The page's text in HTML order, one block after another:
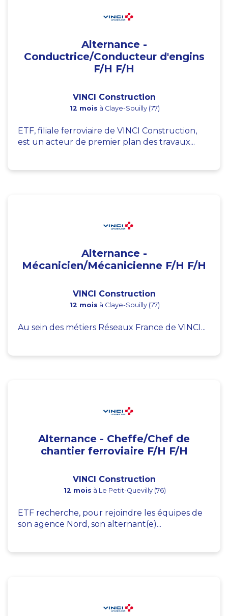
Alternance -
Conductrice/Conducteur d'engins
F/H F/H
VINCI Construction
12 mois à Claye-Souilly (77)
ETF, filiale ferroviaire de VINCI Construction,
est un acteur de premier plan des travaux...
Alternance -
Mécanicien/Mécanicienne F/H F/H
VINCI Construction
12 mois à Claye-Souilly (77)
Au sein des métiers Réseaux France de VINCI...
Alternance - Cheffe/Chef de
chantier ferroviaire F/H F/H
VINCI Construction
12 mois à Le Petit-Quevilly (76)
ETF recherche, pour rejoindre les équipes de
son agence Nord, son alternant(e)...